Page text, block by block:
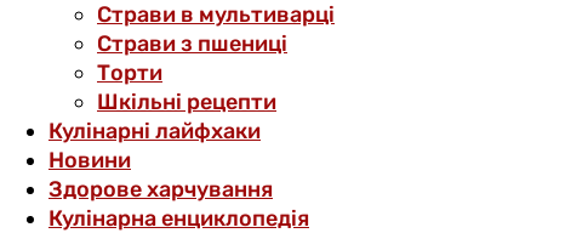
Страви в мультиварці
Страви з пшениці
Торти
Шкільні рецепти
Кулінарні лайфхаки
Новини
Здорове харчування
Кулінарна енциклопедія